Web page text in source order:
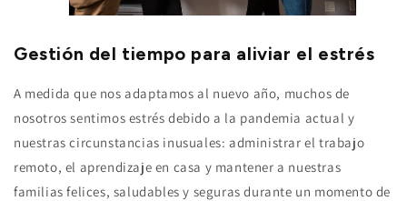
Gestión del tiempo para aliviar el estrés
A medida que nos adaptamos al nuevo año, muchos de
nosotros sentimos estrés debido a la pandemia actual y
nuestras circunstancias inusuales: administrar el trabajo
remoto, el aprendizaje en casa y mantener a nuestras
familias felices, saludables y seguras durante un momento de